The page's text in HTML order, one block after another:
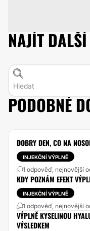
NAJÍT
PODOBNÉ
DOBRY DEN, CO NA
INJEKČNÍ VÝPLNĚ
1 odpověď, nejnovější
KDY POZNÁM EFEKT
INJEKČNÍ VÝPLNĚ
1 odpověď, nejnovější
VÝPLNĚ KYSELINOU
VÝSLEDKEM